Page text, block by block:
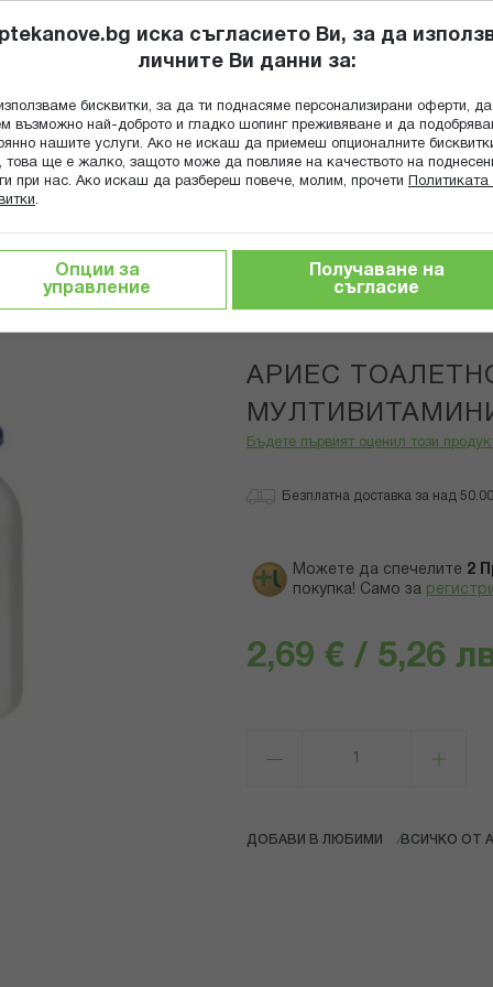
Търсене
ГРИЖА ЗА МАЙКАТА И ДЕТЕТО ХРАНИТЕЛНИ ДОБАВКИ
МЛЯКО МУЛТИВИТАМИНИ 150МЛ
ARIES
АРИЕС
Бъдете първият оценил този
Безплатна доставка за над
Можете да спечелите 2
покупка! Само за
2,69 € / 5,26
ДОБАВИ В ЛЮБИМИ ВСИЧКО ОТ
иска съгласието Ви, за да
личните Ви данни за:
бисквитки, за да ти поднасяме персонализирани оферти, да
възможно най-доброто и гладко шопинг преживяване и да
нашите услуги. Ако не искаш да приемеш опционалните
това ще е жалко, защото може да повлияе на качеството на
при нас. Ако искаш да разбереш повече, молим, прочети
Политиката
.
Опции за
управление
Получаване на
съгласие